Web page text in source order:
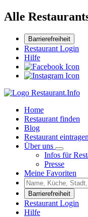
Alle
Barrierefreiheit
Restaurant Login
Hilfe
Home
Restaurant finden
Blog
Restaurant eintragen
Über uns
Infos für
Presse
Meine Favoriten
Barrierefreiheit
Restaurant Login
Hilfe